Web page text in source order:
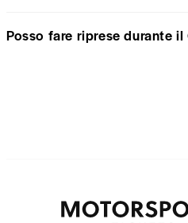
Posso fare riprese durante il